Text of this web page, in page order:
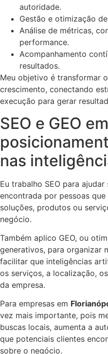
autoridade.
Gestão e otimização
Análise de métricas,
performance.
Acompanhamento
resultados.
Meu objetivo é transformar
crescimento, conectando
execução para gerar
SEO e GEO
nas
Eu trabalho SEO para ajudar
encontrada por pessoas
soluções, produtos ou
negócio.
Também aplico GEO, ou
generativos, para organizar
facilitar que inteligências
os serviços, a localização,
da empresa.
Para empresas em
vez mais importante, pois
buscas locais, aumenta a
que potenciais clientes
sobre o negócio.